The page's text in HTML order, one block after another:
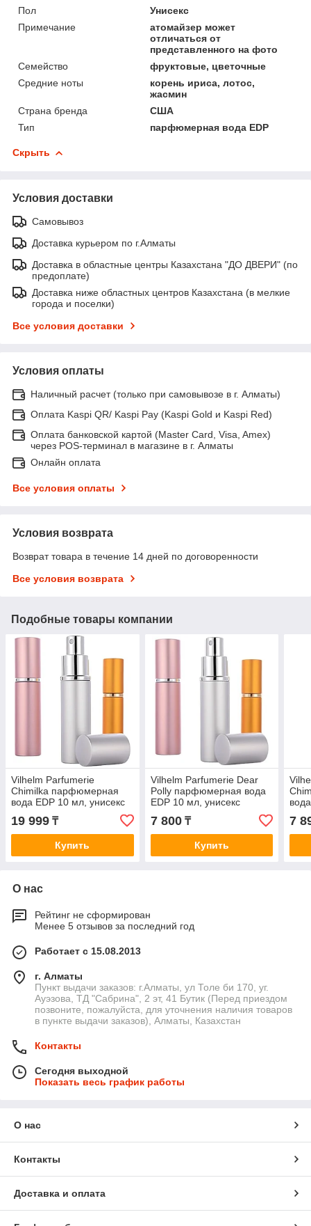
Пол
Унисекс
Примечание
атомайзер может
отличаться от
представленного на фото
Семейство
фруктовые, цветочные
Средние ноты
корень ириса, лотос,
жасмин
Страна бренда
США
Тип
парфюмерная вода EDP
Скрыть
Условия доставки
Самовывоз
Доставка курьером по г.Алматы
Доставка в областные центры Казахстана "ДО ДВЕРИ" (по
предоплате)
Доставка ниже областных центров Казахстана (в мелкие
города и поселки)
Все условия доставки
Условия оплаты
Наличный расчет (только при самовывозе в г. Алматы)
Оплата Kaspi QR/ Kaspi Pay (Kaspi Gold и Kaspi Red)
Оплата банковской картой (Master Card, Visa, Amex)
через POS-терминал в магазине в г. Алматы
Онлайн оплата
Все условия оплаты
Условия возврата
Возврат товара в течение 14 дней по договоренности
Все условия возврата
Подобные товары компании
Vilhelm Parfumerie
Chimilka парфюмерная
вода EDP 10 мл, унисекс
19 999 ₸
Купить
Vilhelm Parfumerie Dear
Polly парфюмерная вода
EDP 10 мл, унисекс
7 800₸
Купить
7
О нас
Рейтинг не сформирован
Менее 5 отзывов за последний год
Работает с 15.08.2013
г. Алматы
Пункт выдачи заказов: г.Алматы, ул Толе би 170, уг.
Ауэзова, ТД "Сабрина", 2 эт, 41 Бутик (Перед приездом
позвоните, пожалуйста, для уточнения наличия товаров
в пункте выдачи заказов), Алматы, Казахстан
Контакты
Сегодня выходной
Показать весь график работы
О нас
Контакты
Доставка и оплата